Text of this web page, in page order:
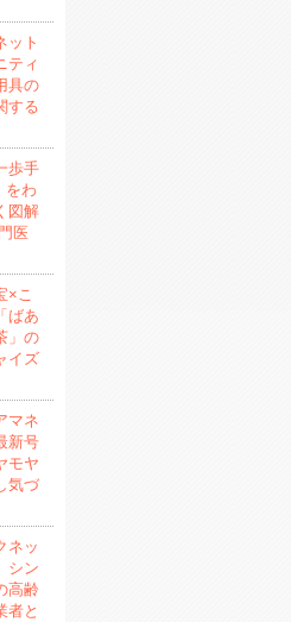
ット
ティ
具の
する
歩手
をわ
図解
医
×こ
ばあ
」の
イズ
マネ
新号
モヤ
気づ
ネッ
シン
高齢
者と